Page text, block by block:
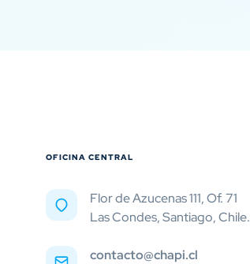
OFICINA CENTRAL
Flor de Azucenas 111, Of. 71
Las Condes, Santiago, Chile.
contacto@chapi.cl